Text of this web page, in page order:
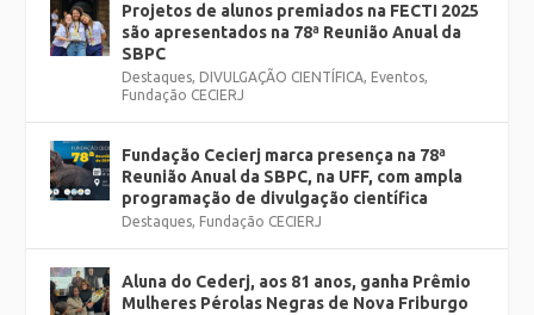
Projetos de alunos premiados na FECTI 2025
são apresentados na 78ª Reunião Anual da
SBPC
Destaques, DIVULGAÇÃO CIENTÍFICA, Eventos,
Fundação CECIERJ
Fundação Cecierj marca presença na 78ª
Reunião Anual da SBPC, na UFF, com ampla
programação de divulgação científica
Destaques, Fundação CECIERJ
Aluna do Cederj, aos 81 anos, ganha Prêmio
Mulheres Pérolas Negras de Nova Friburgo